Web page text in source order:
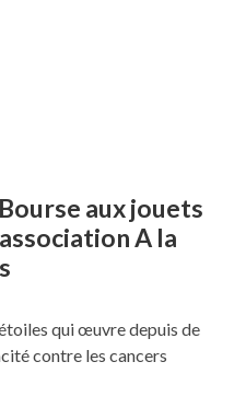
aux jouets
A la
qui œuvre depuis de
contre les cancers